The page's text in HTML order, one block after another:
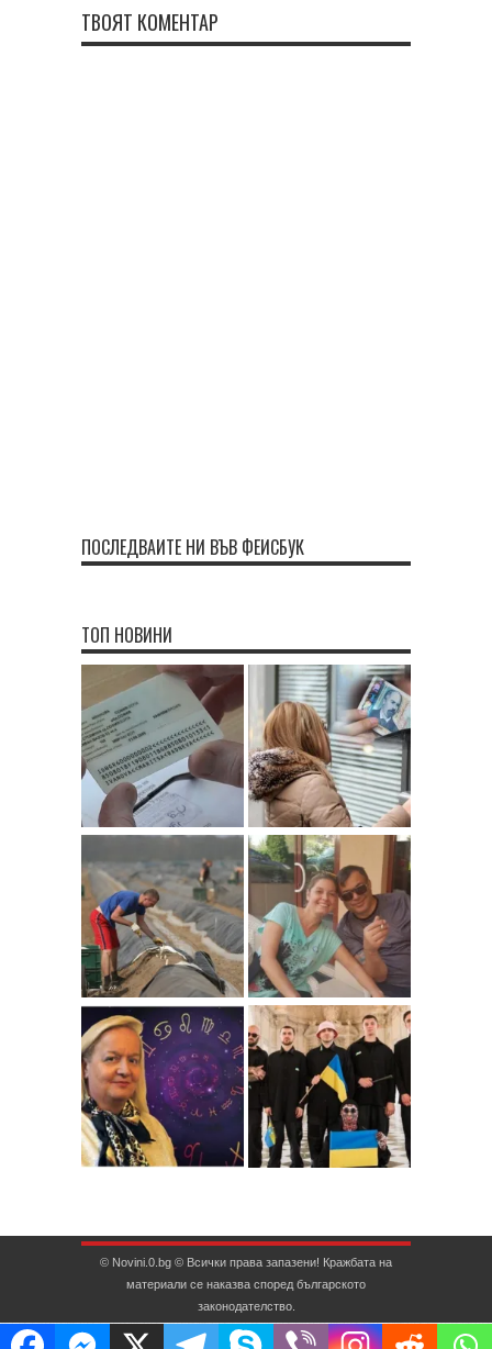
ТВОЯТ КОМЕНТАР
ПОСЛЕДВАЙТЕ НИ ВЪВ ФЕЙСБУК
ТОП НОВИНИ
© Novini.0.bg © Всички права запазени! Кражбата на
материали се наказва според българското
законодателство.